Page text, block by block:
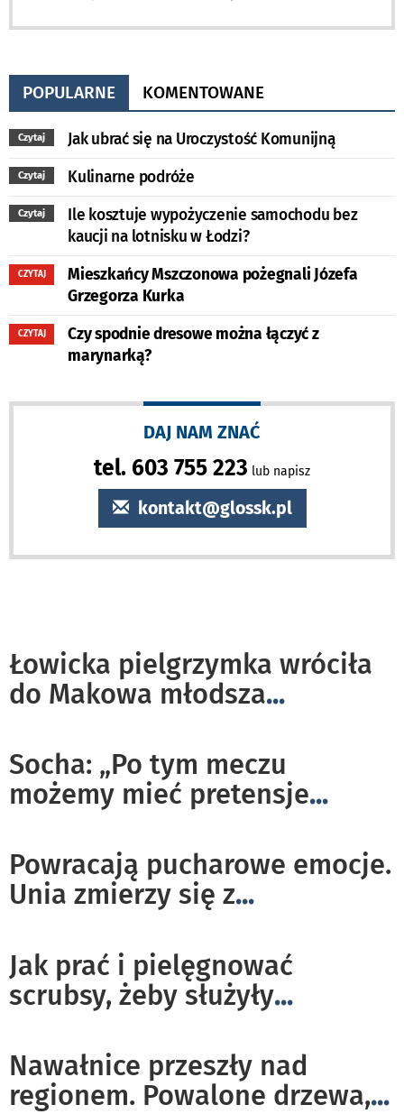
POPULARNE KOMENTOWANE
Czytaj Jak ubrać się na Uroczystość Komunijną
Czytaj Kulinarne podróże
Czytaj
Ile kosztuje wypożyczenie samochodu bez
kaucji na lotnisku w Łodzi?
CZYTAJ
Mieszkańcy Mszczonowa pożegnali Józefa
Grzegorza Kurka
CZYTAJ
Czy spodnie dresowe można łączyć z
marynarką?
DAJ NAM ZNAĆ
tel. 603 755 223 lub napisz
kontakt@glossk.pl
Łowicka pielgrzymka wróciła
do Makowa młodsza...
Socha: „Po tym meczu
możemy mieć pretensje...
Powracają pucharowe emocje.
Unia zmierzy się z...
Jak prać i pielęgnować
scrubsy, żeby służyły...
Nawałnice przeszły nad
regionem. Powalone drzewa,...